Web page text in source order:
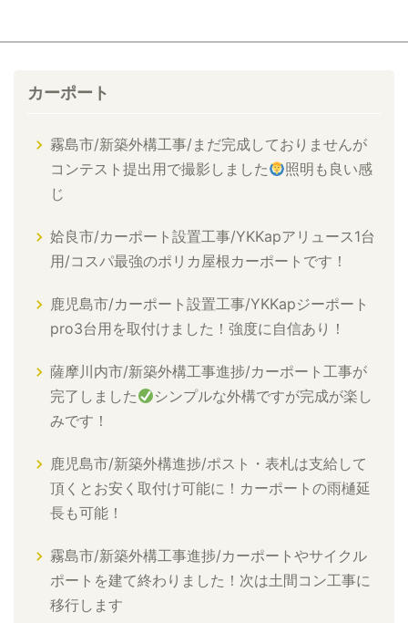
カーポート
霧島市/新築外構工事/まだ完成しておりませんが
コンテスト提出用で撮影しました
照明も良い感
じ
姶良市/カーポート設置工事/YKKapアリュース1台
用/コスパ最強のポリカ屋根カーポートです！
鹿児島市/カーポート設置工事/YKKapジーポート
pro3台用を取付けました！強度に自信あり！
薩摩川内市/新築外構工事進捗/カーポート工事が
完了しました
シンプルな外構ですが完成が楽し
みです！
鹿児島市/新築外構進捗/ポスト・表札は支給して
頂くとお安く取付け可能に！カーポートの雨樋延
長も可能！
霧島市/新築外構工事進捗/カーポートやサイクル
ポートを建て終わりました！次は土間コン工事に
移行します